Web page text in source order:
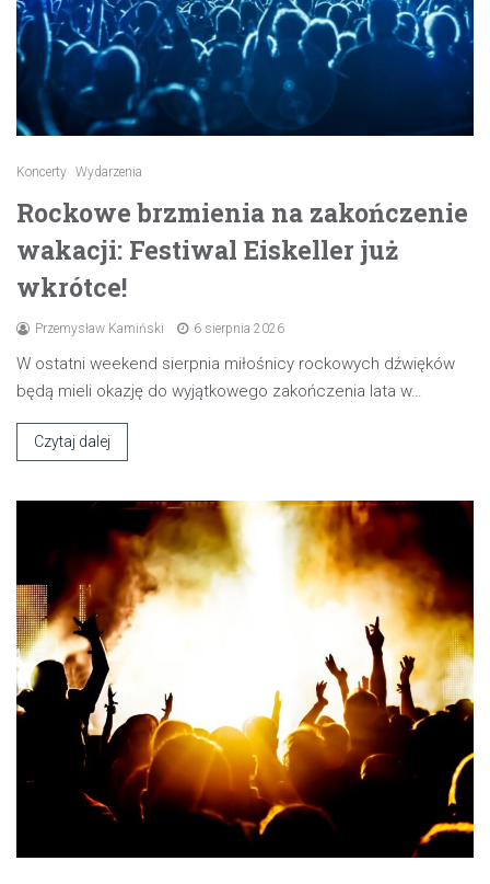
Koncerty Wydarzenia
Rockowe brzmienia na zakończenie
wakacji: Festiwal Eiskeller już
wkrótce!
Przemysław Kamiński 6 sierpnia 2026
W ostatni weekend sierpnia miłośnicy rockowych dźwięków
będą mieli okazję do wyjątkowego zakończenia lata w…
Czytaj dalej